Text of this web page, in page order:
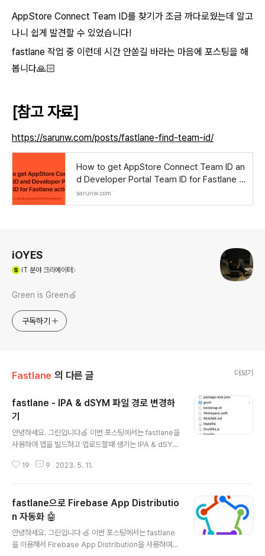
AppStore Connect Team ID를 찾기가 조금 까다로웠는데 알고
나니 쉽게 발견할 수 있었습니다!
fastlane 작업 중 이런데 시간 안쏟길 바라는 마음에 포스팅을 해
봅니다🙏🏻
[참고 자료]
https://sarunw.com/posts/fastlane-find-team-id/
How to get AppStore Connect Team ID an
d Developer Portal Team ID for Fastlane a
ctions | Sarunw
sarunw.com
iOYES
IT 분야 크리에이터
Green is Green🍏
구독하기
Fastlane 의 다른 글 더보기
fastlane - IPA & dSYM 파일 경로 변경하
기
안녕하세요. 그린입니다🍏 이번 포스팅에서는 fastlane을
사용하여 앱을 빌드하고 업로드할때 생기는 IPA & dSYM
일 경로를 지정하지 않는다면? 먼저 왜 이걸 하게되었냐면
le을 구축해 테스트플라이트에 앱을 업로드 배포하기까지
과정인 아래 주요 3단계를 거치게 됩니다. (물론 그 전에도
빌드 넘버를 올려주고 각종 앱에 맞는 설정을 하겠지만
요..!) - update_app_identifier - build_app - uploa
d_to_testflight build_app 단계를 거치며 앱이 빌드되
19 9 2023. 5. 11.
fastlane으로 Firebase App Distributio
n 자동화 🤖
안녕하세요. 그린입니다 🍏 이번 포스팅에서는 fastlane
을 이용해서 Firebase App Distribution을 사용하여